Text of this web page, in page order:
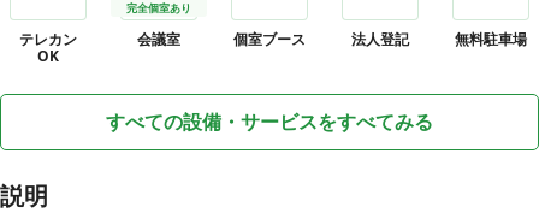
テレカン
OK
会議室
完全個室あり
個室ブース 法人登記 無料駐車場
すべての設備・サービスをすべてみる
説明